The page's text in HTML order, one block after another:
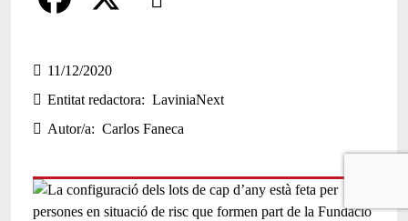
a
c
e
o
11/12/2020
Entitat redactora
LaviniaNext
Autor/a
Carlos Faneca